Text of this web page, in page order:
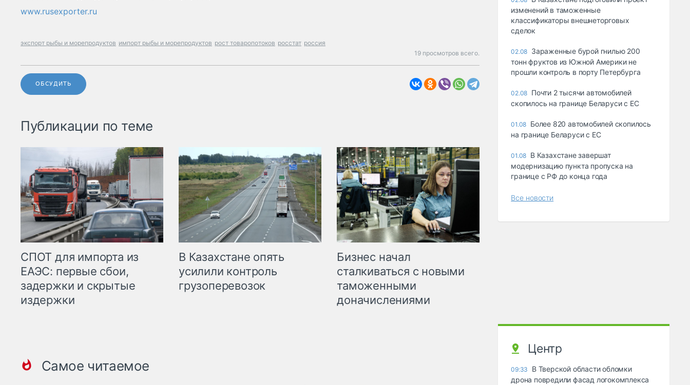
www.rusexporter.ru
экспорт рыбы и морепродуктов импорт рыбы и морепродуктов рост товаропотоков росстат россия
19 просмотров всего.
ОБСУДИТЬ
Публикации по теме
СПОТ для импорта из
ЕАЭС: первые сбои,
задержки и скрытые
издержки
В Казахстане опять
усилили контроль
грузоперевозок
Бизнес начал
сталкиваться с новыми
таможенными
доначислениями
Самое читаемое
изменений в таможенные
классификаторы внешнеторговых
сделок
02.08 Зараженные бурой гнилью 200
тонн фруктов из Южной Америки не
прошли контроль в порту Петербурга
02.08 Почти 2 тысячи автомобилей
скопилось на границе Беларуси с ЕС
01.08 Более 820 автомобилей скопилось
на границе Беларуси с ЕС
01.08 В Казахстане завершат
модернизацию пункта пропуска на
границе с РФ до конца года
Все новости
Центр
09:33
В Тверской области обломки
дрона повредили фасад логокомплекса